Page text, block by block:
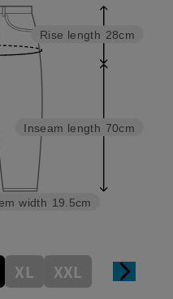
Inseam length 70cm
Rise length 28cm
width 19.5cm
XL XXL